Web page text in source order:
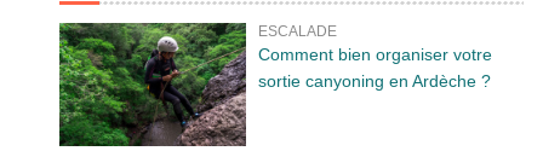
ESCALADE
Comment bien organiser votre
sortie canyoning en Ardèche ?